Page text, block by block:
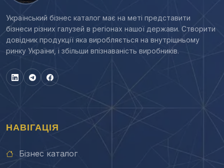
Український бізнес каталог має на меті представити
бізнеси різних галузей в регіонах нашої держави. Створити
довідник продукції яка виробляється на внутрішньому
ринку України, і збільши впізнаваність виробників.
НАВІГАЦІЯ
Бізнес каталог